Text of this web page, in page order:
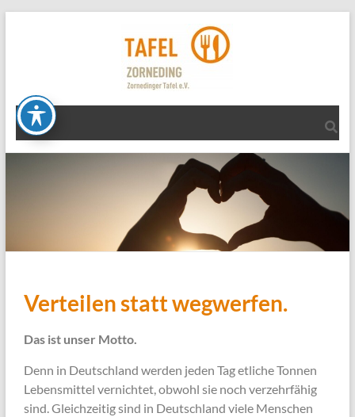
Verteilen statt wegwerfen.
Das ist unser Motto.
Denn in Deutschland werden jeden Tag etliche Tonnen
Lebensmittel vernichtet, obwohl sie noch verzehrfähig
sind. Gleichzeitig sind in Deutschland viele Menschen